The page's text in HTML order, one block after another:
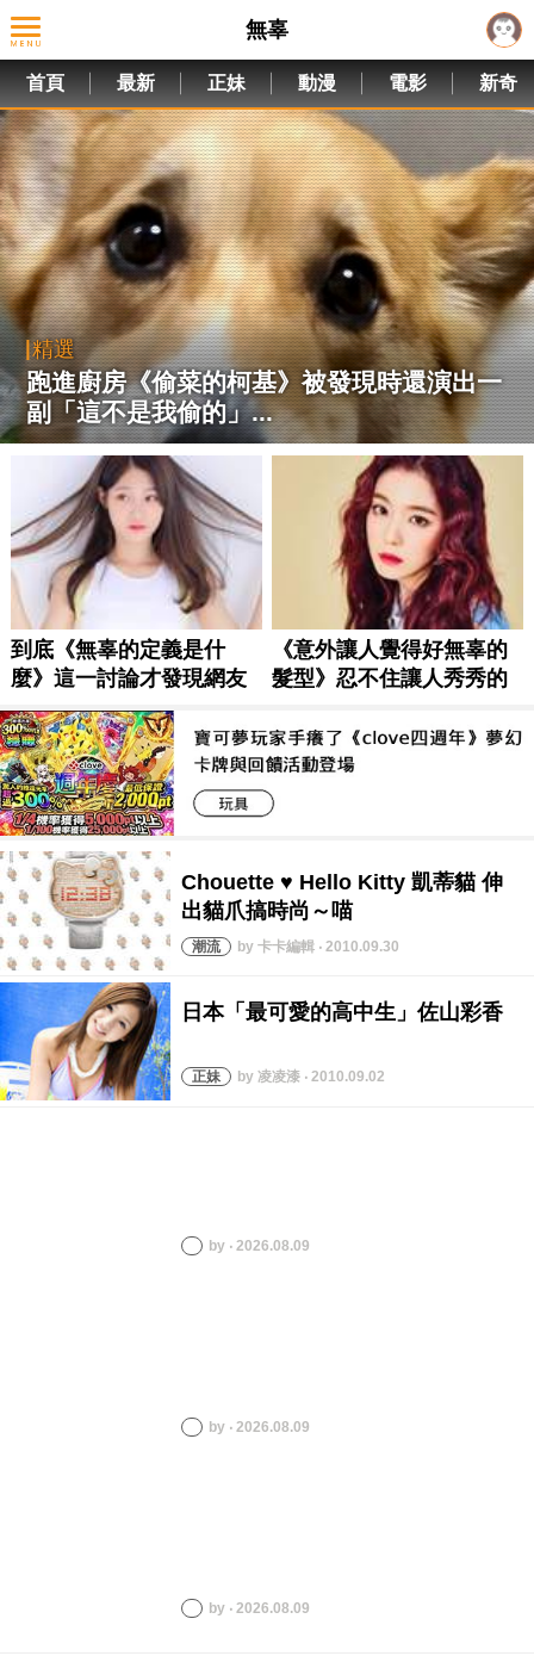
無辜
首頁 最新 正妹 動漫 電影 新奇
精選
by 卡卡編輯 ‧ 2010.09.30
by 凌凌漆 ‧ 2010.09.02
by ‧ 2026.08.09
by ‧ 2026.08.09
by ‧ 2026.08.09